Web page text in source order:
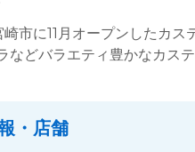
市に11月オープンしたカス
などバラエティ豊かなカステ
・店舗